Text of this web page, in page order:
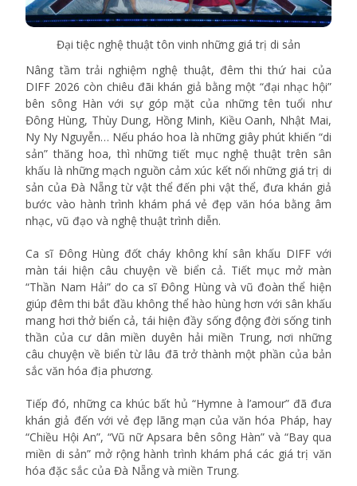
Đại tiệc nghệ thuật tôn vinh những giá trị di sản
Nâng tầm trải nghiệm nghệ thuật, đêm thi thứ hai của
DIFF 2026 còn chiêu đãi khán giả bằng một “đại nhạc hội”
bên sông Hàn với sự góp mặt của những tên tuổi như
Đông Hùng, Thùy Dung, Hồng Minh, Kiều Oanh, Nhật Mai,
Ny Ny Nguyễn… Nếu pháo hoa là những giây phút khiến “di
sản” thăng hoa, thì những tiết mục nghệ thuật trên sân
khấu là những mạch nguồn cảm xúc kết nối những giá trị di
sản của Đà Nẵng từ vật thể đến phi vật thể, đưa khán giả
bước vào hành trình khám phá vẻ đẹp văn hóa bằng âm
nhạc, vũ đạo và nghệ thuật trình diễn.
Ca sĩ Đông Hùng đốt cháy không khí sân khấu DIFF với
màn tái hiện câu chuyện về biển cả. Tiết mục mở màn
“Thần Nam Hải” do ca sĩ Đông Hùng và vũ đoàn thể hiện
giúp đêm thi bắt đầu không thể hào hùng hơn với sân khấu
mang hơi thở biển cả, tái hiện đầy sống động đời sống tinh
thần của cư dân miền duyên hải miền Trung, nơi những
câu chuyện về biển từ lâu đã trở thành một phần của bản
sắc văn hóa địa phương.
Tiếp đó, những ca khúc bất hủ “Hymne à l’amour” đã đưa
khán giả đến với vẻ đẹp lãng mạn của văn hóa Pháp, hay
“Chiều Hội An”, “Vũ nữ Apsara bên sông Hàn” và “Bay qua
miền di sản” mở rộng hành trình khám phá các giá trị văn
hóa đặc sắc của Đà Nẵng và miền Trung.